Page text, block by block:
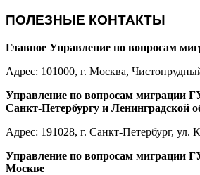
ПОЛЕЗНЫЕ КОНТАКТЫ
Главное Управление по вопросам
Адрес: 101000, г. Москва,
Управление по вопросам миграции
Санкт-Петербургу и Ленинградской
Адрес: 191028, г. Санкт-Петербург, ул.
Управление по вопросам миграции
Москве